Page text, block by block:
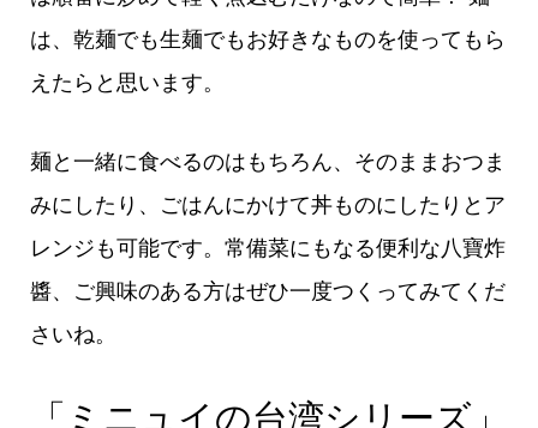
は、乾麺でも生麺でもお好きなものを使ってもら
えたらと思います。
麺と一緒に食べるのはもちろん、そのままおつま
みにしたり、ごはんにかけて丼ものにしたりとア
レンジも可能です。常備菜にもなる便利な八寶炸
醬、ご興味のある方はぜひ一度つくってみてくだ
さいね。
「ミニュイの台湾シリーズ」